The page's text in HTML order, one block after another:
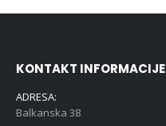
KONTAKT INFORMACIJE
ADRESA:
Balkanska 38